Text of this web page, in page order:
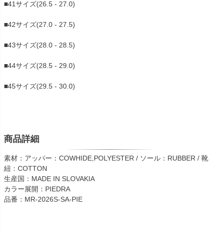
■41サイズ(26.5 - 27.0)
■42サイズ(27.0 - 27.5)
■43サイズ(28.0 - 28.5)
■44サイズ(28.5 - 29.0)
■45サイズ(29.5 - 30.0)
商品詳細
素材：アッパー：COWHIDE,POLYESTER / ソール：RUBBER / 靴
紐：COTTON
生産国：MADE IN SLOVAKIA
カラー展開：PIEDRA
品番：MR-2026S-SA-PIE